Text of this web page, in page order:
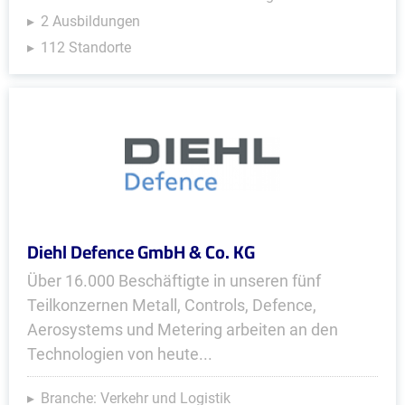
2 Ausbildungen
112 Standorte
Diehl Defence GmbH & Co. KG
Über 16.000 Beschäftigte in unseren fünf
Teilkonzernen Metall, Controls, Defence,
Aerosystems und Metering arbeiten an den
Technologien von heute...
Branche: Verkehr und Logistik